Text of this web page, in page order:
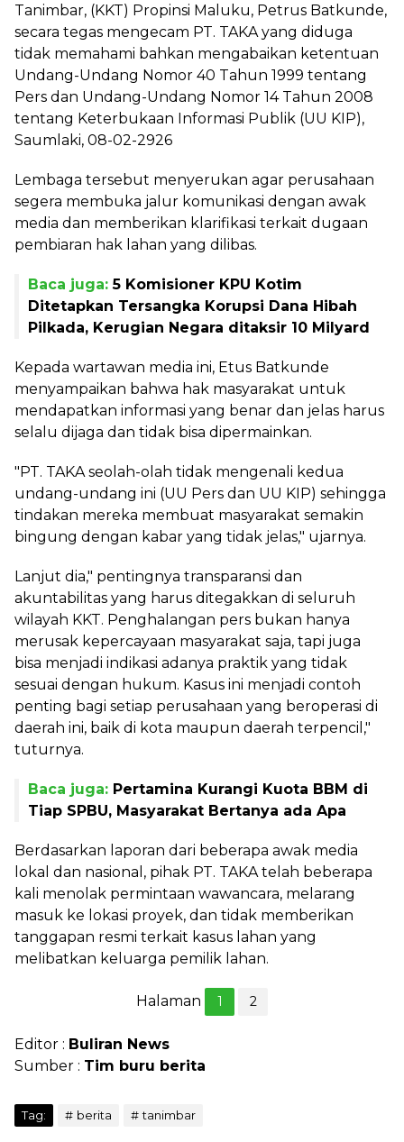
Tanimbar, (KKT) Propinsi Maluku, Petrus Batkunde,
secara tegas mengecam PT. TAKA yang diduga
tidak memahami bahkan mengabaikan ketentuan
Undang-Undang Nomor 40 Tahun 1999 tentang
Pers dan Undang-Undang Nomor 14 Tahun 2008
tentang Keterbukaan Informasi Publik (UU KIP),
Saumlaki, 08-02-2926
Lembaga tersebut menyerukan agar perusahaan
segera membuka jalur komunikasi dengan awak
media dan memberikan klarifikasi terkait dugaan
pembiaran hak lahan yang dilibas.
Baca juga:5 Komisioner KPU Kotim
Ditetapkan Tersangka Korupsi Dana Hibah
Pilkada, Kerugian Negara ditaksir 10 Milyard
Kepada wartawan media ini, Etus Batkunde
menyampaikan bahwa hak masyarakat untuk
mendapatkan informasi yang benar dan jelas harus
selalu dijaga dan tidak bisa dipermainkan.
"PT. TAKA seolah-olah tidak mengenali kedua
undang-undang ini (UU Pers dan UU KIP) sehingga
tindakan mereka membuat masyarakat semakin
bingung dengan kabar yang tidak jelas," ujarnya.
Lanjut dia," pentingnya transparansi dan
akuntabilitas yang harus ditegakkan di seluruh
wilayah KKT. Penghalangan pers bukan hanya
merusak kepercayaan masyarakat saja, tapi juga
bisa menjadi indikasi adanya praktik yang tidak
sesuai dengan hukum. Kasus ini menjadi contoh
penting bagi setiap perusahaan yang beroperasi di
daerah ini, baik di kota maupun daerah terpencil,"
tuturnya.
Baca juga: Pertamina Kurangi Kuota BBM di
Tiap SPBU, Masyarakat Bertanya ada Apa
Berdasarkan laporan dari beberapa awak media
lokal dan nasional, pihak PT. TAKA telah beberapa
kali menolak permintaan wawancara, melarang
masuk ke lokasi proyek, dan tidak memberikan
tanggapan resmi terkait kasus lahan yang
melibatkan keluarga pemilik lahan.
Halaman 1 2
Editor : Buliran News
Sumber : Tim buru berita
Tag: berita tanimbar